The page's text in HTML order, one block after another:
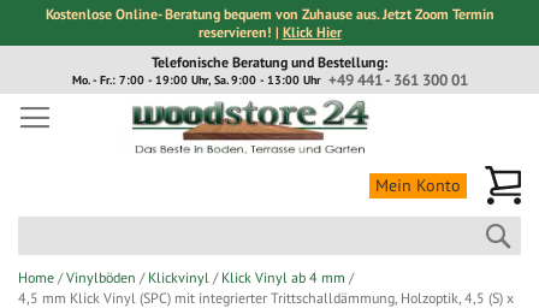
Kostenlose Online- Beratung bequem von Zuhause aus. Jetzt Zoom Termin
reservieren! | Klick Hier
Inhalt
Telefonische Beratung und Bestellung:
+49 441 - 361 300 01
Mo. - Fr.: 7:00 - 19:00 Uhr, Sa. 9:00 - 13:00 Uhr
Mein Konto
Home Vinylböden Klickvinyl
Klick Vinyl ab 4 mm
4,5 mm Klick Vinyl (SPC) mit integrierter Trittschalldämmung, Holzoptik, 4,5 (S) x